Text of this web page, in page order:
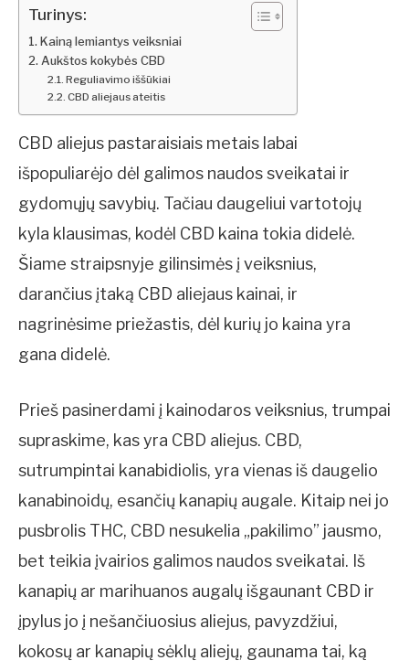
Turinys:
Kainą lemiantys veiksniai
Aukštos kokybės CBD
Reguliavimo iššūkiai
CBD aliejaus ateitis
CBD aliejus pastaraisiais metais labai
išpopuliarėjo dėl galimos naudos sveikatai ir
gydomųjų savybių. Tačiau daugeliui vartotojų
kyla klausimas, kodėl CBD kaina tokia didelė.
Šiame straipsnyje gilinsimės į veiksnius,
darančius įtaką CBD aliejaus kainai, ir
nagrinėsime priežastis, dėl kurių jo kaina yra
gana didelė.
Prieš pasinerdami į kainodaros veiksnius, trumpai
supraskime, kas yra CBD aliejus. CBD,
sutrumpintai kanabidiolis, yra vienas iš daugelio
kanabinoidų, esančių kanapių augale. Kitaip nei jo
pusbrolis THC, CBD nesukelia „pakilimo” jausmo,
bet teikia įvairios galimos naudos sveikatai. Iš
kanapių ar marihuanos augalų išgaunant CBD ir
įpylus jo į nešančiuosius aliejus, pavyzdžiui,
kokosų ar kanapių sėklų aliejų, gaunama tai, ką